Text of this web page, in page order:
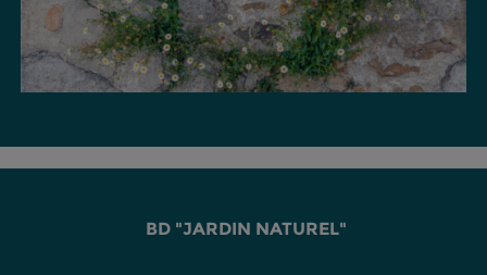
BD "JARDIN NATUREL"